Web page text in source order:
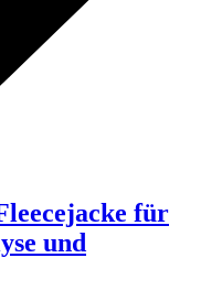
für
und